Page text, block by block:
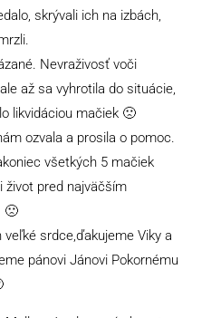
skrývali ich na izbách,
Nevraživosť voči
až sa vyhrotila do situácie,
likvidáciou mačiek 🙁
ozvala a prosila o pomoc.
všetkých 5 mačiek
život pred najväčším
🙁
srdce,ďakujeme Viky a
pánovi Jánovi Pokornému